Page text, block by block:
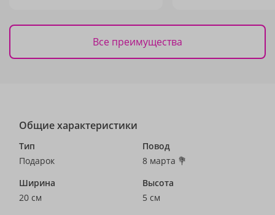
Все преимущества
Общие характеристики
Тип
Подарок
Повод
8 марта 💐
Ширина
20 см
Высота
5 см